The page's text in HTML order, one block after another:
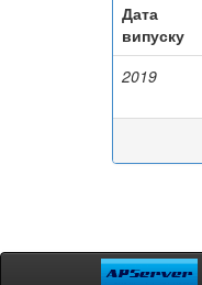
Дата
випуску
2019